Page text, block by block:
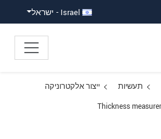
Israel - ישראל
תעשיות
ייצור אלקטרוניקה
Thickness